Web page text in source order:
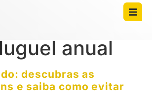
anual
descubras as
e saiba como evitar